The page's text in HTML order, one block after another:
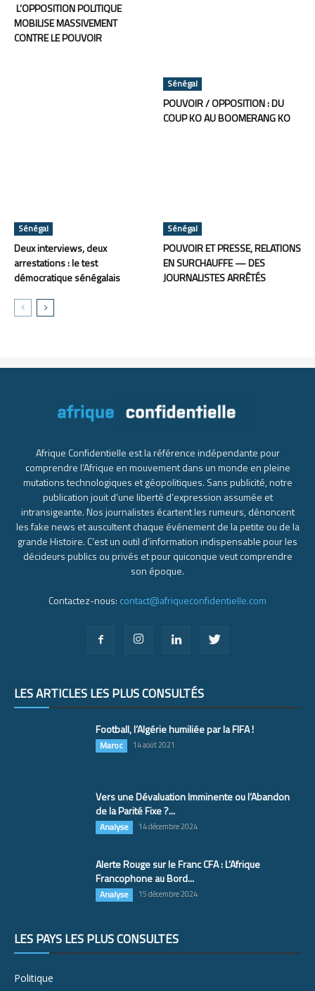
L’OPPOSITION POLITIQUE
MOBILISE MASSIVEMENT
CONTRE LE POUVOIR
Sénégal
POUVOIR / OPPOSITION : DU
COUP KO AU BOOMERANG KO
Sénégal
Deux interviews, deux
arrestations : le test
démocratique sénégalais
Sénégal
POUVOIR ET PRESSE, RELATIONS
EN SURCHAUFFE — DES
JOURNALISTES ARRÊTÉS
Afrique Confidentielle est la référence indépendante pour
comprendre l’Afrique en mouvement dans un monde en pleine
mutations technologiques et géopolitiques. Sans publicité, notre
publication jouit d’une liberté d’expression assumée et
intransigeante. Nos journalistes écartent les rumeurs, dénoncent
les fake news et auscultent chaque événement de la petite ou de la
grande Histoire. C’est un outil d’information indispensable pour les
décideurs publics ou privés et pour quiconque veut comprendre
son époque.
Contactez-nous: contact@afriqueconfidentielle.com
LES ARTICLES LES PLUS CONSULTÉS
Football, l’Algérie humiliée par la FIFA !
Maroc 14 août 2021
Vers une Dévaluation Imminente ou l’Abandon
de la Parité Fixe ?...
Analyse 14 décembre 2024
Alerte Rouge sur le Franc CFA : L’Afrique
Francophone au Bord...
Analyse 15 décembre 2024
LES PAYS LES PLUS CONSULTÉS
Politique